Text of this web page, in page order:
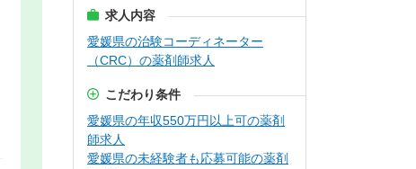
求人内容
愛媛県の治験コーディネーター
（CRC）の薬剤師求人
こだわり条件
愛媛県の年収550万円以上可の薬剤
師求人
愛媛県の未経験者も応募可能の薬剤